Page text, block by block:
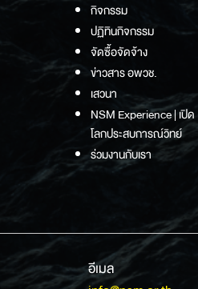
กิจกรรม
ปฏิทินกิจกรรม
จัดซื้อจัดจ้าง
ข่าวสาร อพวช.
เสวนา
NSM Experience | เปิด
โลกประสบการณ์วิทย์
ร่วมงานกับเรา
อีเมล